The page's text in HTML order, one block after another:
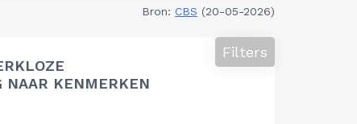
Bron: CBS (20-05-2026)
NAAR KENMERKEN
Filters